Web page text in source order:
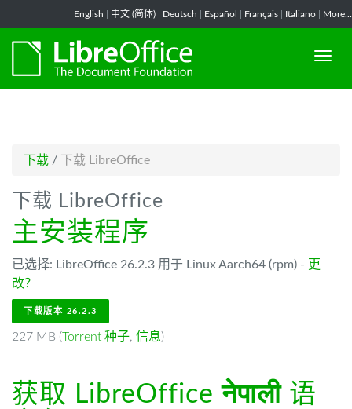
English 中文 (简体) Deutsch Español Français Italiano More...
下载 / 下载 LibreOffice
下载 LibreOffice
主安装程序
已选择: LibreOffice 26.2.3 用于 Linux Aarch64 (rpm) - 更
改？
下载版本 26.2.3
227 MB (Torrent 种子, 信息)
获取 LibreOfficeनेपाली语